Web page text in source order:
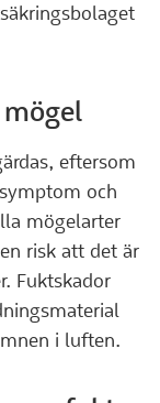
eftersom
och
mögelarter
risk att det är
Fuktskador
i luften.